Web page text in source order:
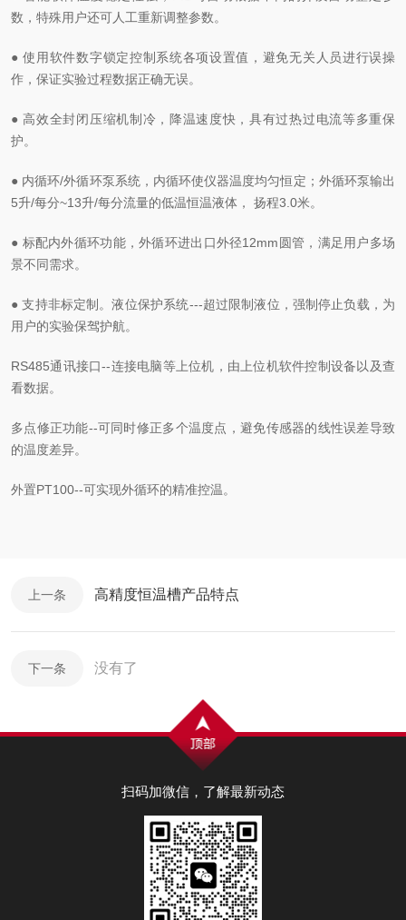
数，特殊用户还可人工重新调整参数。
● 使用软件数字锁定控制系统各项设置值，避免无关人员进行误操
作，保证实验过程数据正确无误。
● 高效全封闭压缩机制冷，降温速度快，具有过热过电流等多重保
护。
● 内循环/外循环泵系统，内循环使仪器温度均匀恒定；外循环泵输出
5升/每分~13升/每分流量的低温恒温液体， 扬程3.0米。
● 标配内外循环功能，外循环进出口外径12mm圆管，满足用户多场
景不同需求。
● 支持非标定制。液位保护系统---超过限制液位，强制停止负载，为
用户的实验保驾护航。
RS485通讯接口--连接电脑等上位机，由上位机软件控制设备以及查
看数据。
多点修正功能--可同时修正多个温度点，避免传感器的线性误差导致
的温度差异。
外置PT100--可实现外循环的精准控温。
上一条 高精度恒温槽产品特点
下一条 没有了
扫码加微信，了解最新动态